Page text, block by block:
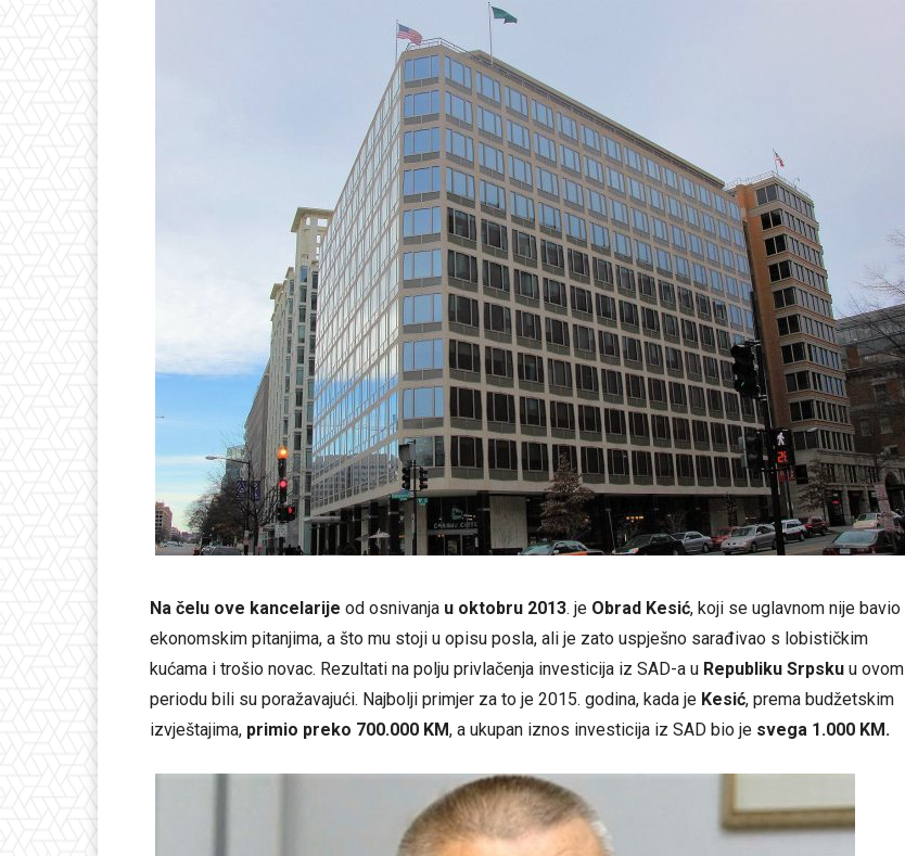
Na čelu ove kancelarije od osnivanja u oktobru 2013. je Obrad Kesić, koji se uglavnom nije bavio
ekonomskim pitanjima, a što mu stoji u opisu posla, ali je zato uspješno sarađivao s lobističkim
kućama i trošio novac. Rezultati na polju privlačenja investicija iz SAD-a u Republiku Srpsku u ovom
periodu bili su poražavajući. Najbolji primjer za to je 2015. godina, kada je Kesić, prema budžetskim
izvještajima, primio preko 700.000 KM, a ukupan iznos investicija iz SAD bio je svega 1.000 KM.